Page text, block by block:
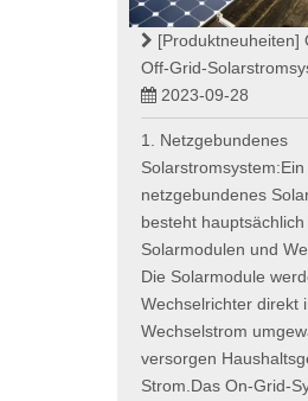
[Produktneuheiten]
Off-Grid-
2023-09-28
1. Netzgebundenes
Solarstromsystem:Ein
netzgebundenes
besteht
Solarmodulen und
Die Solarmodule
Wechselrichter direkt
Wechselstrom
versorgen
Strom.Das On-Grid-